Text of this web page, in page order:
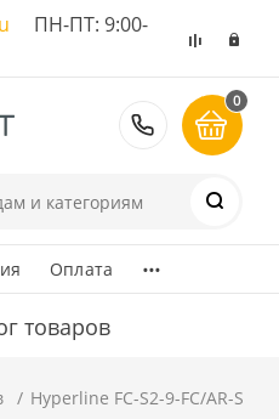
ПН-ПТ: 9:00-
8 (495)
0
Оплата ...
товаров
Hyperline FC-S2-9-FC/AR-ST/